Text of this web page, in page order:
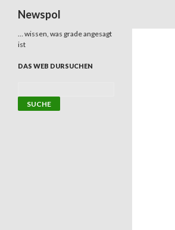
Newspol
… wissen, was grade angesagt
ist
DAS WEB DURSUCHEN